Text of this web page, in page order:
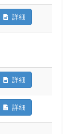
詳細
詳細
詳細